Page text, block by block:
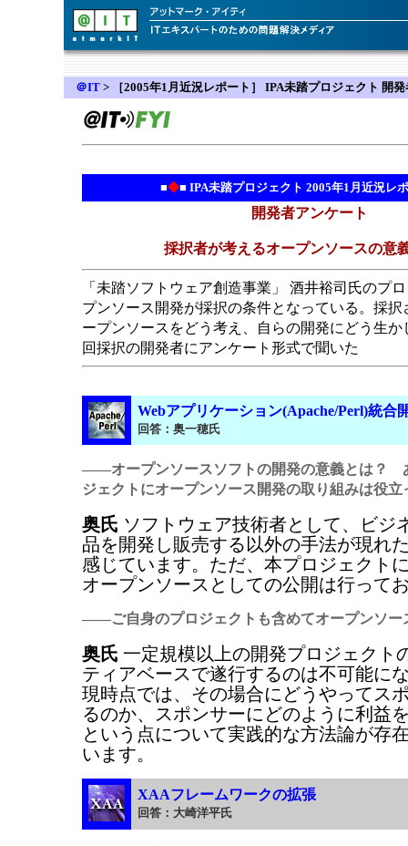
＠IT > ［2005年1月近況レポート］ IPA未踏プロジェクト 開
■◆■ IPA未踏プロジェクト 2005年1月近況レ
開発者アンケート
採択者が考えるオープンソースの意
「未踏ソフトウェア創造事業」 酒井裕司氏のプ
プンソース開発が採択の条件となっている。 採択
ープンソースをどう考え、自らの開発にどう生か
回採択の開発者にアンケート形式で聞いた
Webアプリケーション(Apache/Perl)統合
回答：奥一穂氏
――オープンソースソフトの開発の意義とは？
ジェクトにオープンソース開発の取り組みは役立
奥氏 ソフトウェア技術者として、ビジ
品を開発し販売する以外の手法が現れ
感じています。ただ、本プロジェクト
オープンソースとしての公開は行って
――ご自身のプロジェクトも含めてオープンソー
奥氏 一定規模以上の開発プロジェクト
ティアベースで遂行するのは不可能に
現時点では、その場合にどうやってス
るのか、スポンサーにどのように利益
という点について実践的な方法論が存
います。
XAAフレームワークの拡張
回答 ：大崎洋平氏